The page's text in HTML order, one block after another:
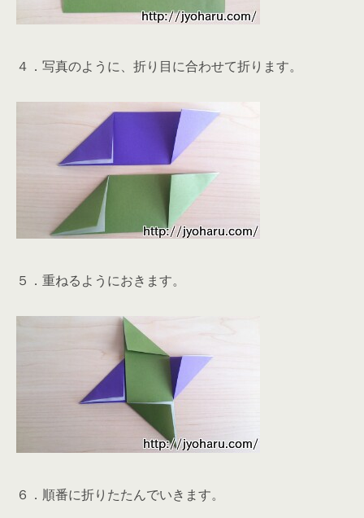
４．写真のように、折り目に合わせて折ります。
５．重ねるようにおきます。
６．順番に折りたたんでいきます。